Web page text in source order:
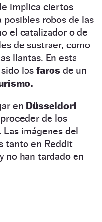
implica ciertos
posibles robos de las
el catalizador o de
de sustraer, como
llantas. En esta
los faros de un
en Düsseldorf
de los
Las imágenes del
tanto en Reddit
no han tardado en